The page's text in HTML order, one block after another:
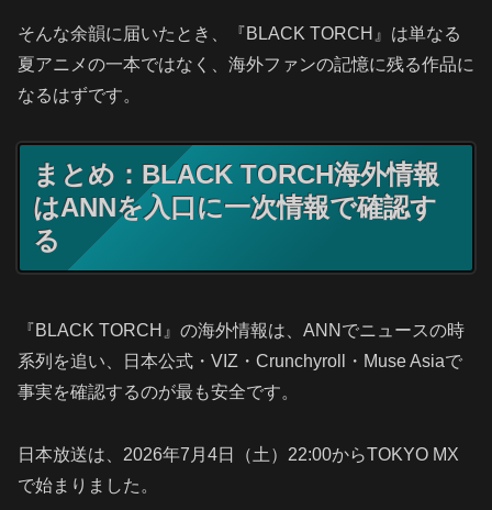
そんな余韻に届いたとき、『BLACK TORCH』は単なる
夏アニメの一本ではなく、海外ファンの記憶に残る作品に
なるはずです。
まとめ：BLACK TORCH海外情報
はANNを入口に一次情報で確認す
る
『BLACK TORCH』の海外情報は、ANNでニュースの時
系列を追い、日本公式・VIZ・Crunchyroll・Muse Asiaで
事実を確認するのが最も安全です。
日本放送は、2026年7月4日（土）22:00からTOKYO MX
で始まりました。